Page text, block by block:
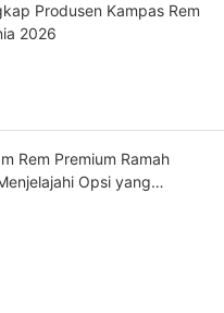
Produsen Kampas Rem
2026
Rem Premium Ramah
Opsi yang